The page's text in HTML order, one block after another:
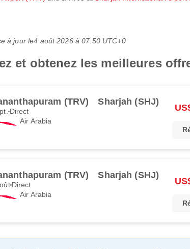
à jour le4 août 2026 à 07:50 UTC+0
et obtenez les meilleures
(TRV) Sharjah (SHJ)
Direct
Air Arabia
(TRV) Sharjah (SHJ)
Direct
Air Arabia